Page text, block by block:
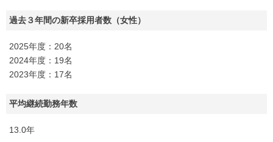
過去３年間の新卒採用者数（女性）
2025年度：20名
2024年度：19名
2023年度：17名
平均継続勤務年数
13.0年